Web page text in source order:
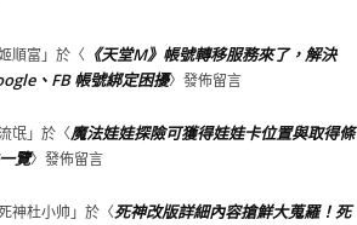
順富 」於〈 《天堂M》帳號轉移服務來了，解決
、FB 帳號綁定困擾〉發佈留言
氓」於〈魔法娃娃探險可獲得娃娃卡位置與取得條
覽〉發佈留言
神杜小帅 」於〈死神改版詳細內容搶鮮大蒐羅！死